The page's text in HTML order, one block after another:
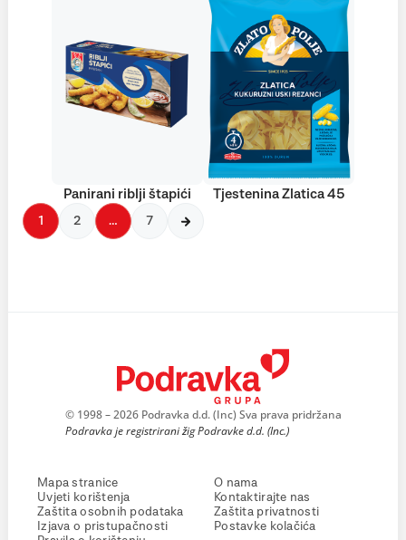
Panirani riblji štapići Tjestenina Zlatica 45
1 2 … 7
© 1998 – 2026 Podravka d.d. (Inc) Sva prava pridržana
Podravka je registrirani žig Podravke d.d. (Inc.)
Mapa stranice
Uvjeti korištenja
Zaštita osobnih podataka
Izjava o pristupačnosti
O nama
Kontaktirajte nas
Zaštita privatnosti
Postavke kolačića